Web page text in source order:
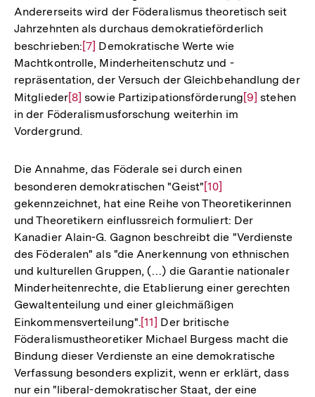
Auflösung
der
Fußnote
Andererseits wird der Föderalismus theoretisch seit
Jahrzehnten als durchaus demokratieförderlich
beschrieben:Zur
Auflösung
der
Fußnote
[7] Demokratische Werte wie
Machtkontrolle, Minderheitenschutz und -
repräsentation, der Versuch der Gleichbehandlung der
MitgliederZur
Auflösung
der
[8] sowie PartizipationsförderungZur
[9] stehen
in der Föderalismusforschung weiterhin im
Vordergrund.
Die Annahme, das Föderale sei durch einen
besonderen demokratischen "Geist"Zur
Auflösung
der
Fußnote
[10]
gekennzeichnet, hat eine Reihe von Theoretikerinnen
und Theoretikern einflussreich formuliert: Der
Kanadier Alain-G. Gagnon beschreibt die "Verdienste
des Föderalen" als "die Anerkennung von ethnischen
und kulturellen Gruppen, (…) die Garantie nationaler
Minderheitenrechte, die Etablierung einer gerechten
Gewaltenteilung und einer gleichmäßigen
Einkommensverteilung".Zur
Auflösung
der
Fußnote
[11] Der britische
Föderalismustheoretiker Michael Burgess macht die
Bindung dieser Verdienste an eine demokratische
Verfassung besonders explizit, wenn er erklärt, dass
nur ein "liberal-demokratischer Staat, der eine